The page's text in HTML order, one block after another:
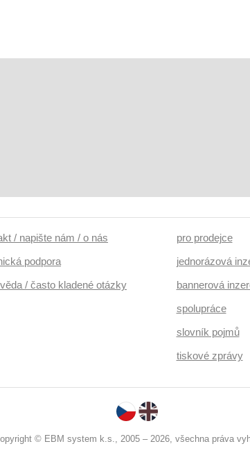
/ napište nám / o nás
podpora
/ často kladené otázky
pro prodejce
jednorázová
bannerová
spolupráce
slovník pojmů
tiskové zprávy
© EBM system k.s., 2005 – 2026, všechna práva